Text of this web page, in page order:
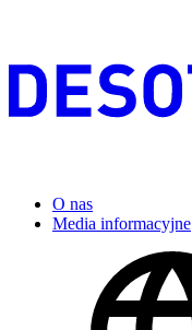
O nas
Media informacyjne